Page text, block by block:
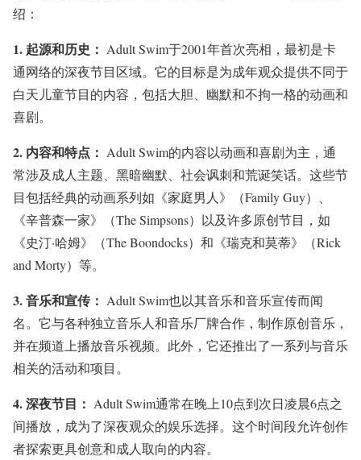
绍：
1. 起源和历史： Adult Swim于2001年首次亮相，最初是卡
通网络的深夜节目区域。它的目标是为成年观众提供不同于
白天儿童节目的内容，包括大胆、幽默和不拘一格的动画和
喜剧。
2. 内容和特点： Adult Swim的内容以动画和喜剧为主，通
常涉及成人主题、黑暗幽默、社会讽刺和荒诞笑话。这些节
目包括经典的动画系列如《家庭男人》（Family Guy）、
《辛普森一家》（The Simpsons）以及许多原创节目，如
《史汀·哈姆》（The Boondocks）和《瑞克和莫蒂》（Rick
and Morty）等。
3.音乐和宣传： Adult Swim也以其音乐和音乐宣传而闻
名。它与各种独立音乐人和音乐厂牌合作，制作原创音乐，
并在频道上播放音乐视频。此外，它还推出了一系列与音乐
相关的活动和项目。
4.深夜节目： Adult Swim通常在晚上10点到次日凌晨6点之
间播放，成为了深夜观众的娱乐选择。这个时间段允许创作
者探索更具创意和成人取向的内容。